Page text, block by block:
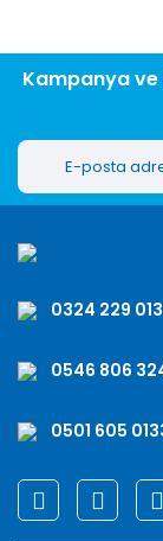
Kampanya ve
0324 229
0546 806
0501 605